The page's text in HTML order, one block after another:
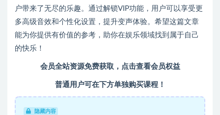
户带来了无尽的乐趣。通过解锁VIP功能，用户可以享受更
多高级音效和个性化设置，提升变声体验。希望这篇文章
能为你提供有价值的参考，助你在娱乐领域找到属于自己
的快乐！
会员全站资源免费获取，点击查看会员权益
普通用户可在下方单独购买课程！
隐藏内容